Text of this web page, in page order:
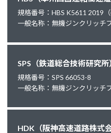
規格番号：HBS K5611 2019（
一般名称：無機ジンクリッチ
SPS（鉄道総合技術研究所
規格番号：SPS 66053-8
一般名称：無機ジンクリッチ
HDK（阪神高速道路株式会